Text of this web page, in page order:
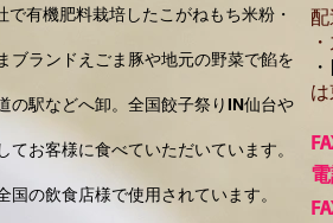
で有機肥料栽培したこがねもち米粉・
ブランドえごま豚や地元の野菜で餡を
の駅などへ卸。全国餃子祭りIN仙台や
お客様に食べていただいています。
の飲食店様で使用されています。
FA